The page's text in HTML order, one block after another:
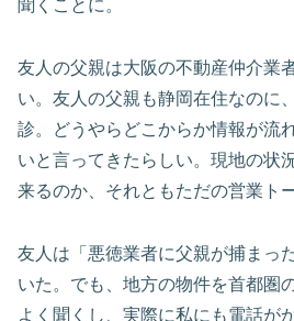
聞くことに。
友人の父親は大阪の不動産仲介業
い。友人の父親も静岡在住なのに
診。どうやらどこからか情報が流
いと言ってきたらしい。現地の状
来るのか、それともただの営業ト
友人は「悪徳業者に父親が捕まっ
いた。でも、地方の物件を首都圏
よく聞くし、実際に私にも電話が